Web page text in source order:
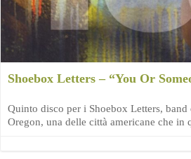
Shoebox Letters – “You Or
Quinto disco per i Shoebox Letters, band
Oregon, una delle città americane che